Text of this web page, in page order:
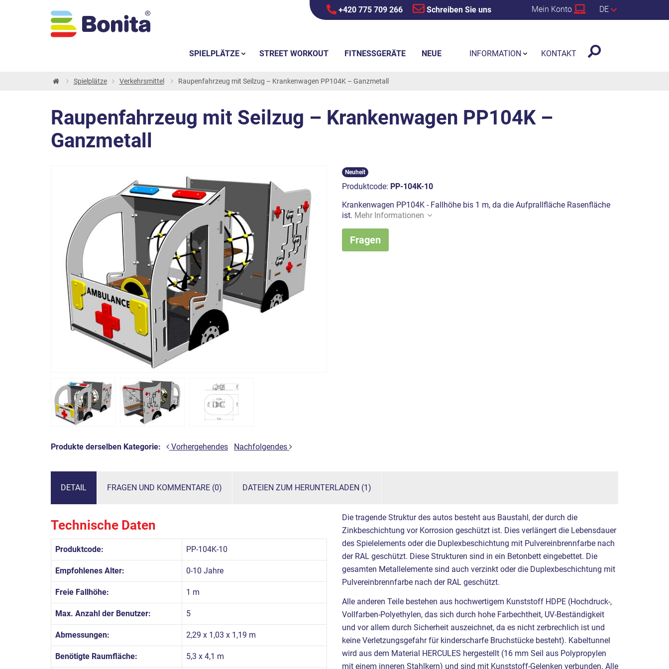
+420 775 709 266 Schreiben Sie uns Mein Konto DE
Spielplätze Verkehrsmittel Raupenfahrzeug mit Seilzug – Krankenwagen PP104K – Ganzmetall
Raupenfahrzeug mit Seilzug – Krankenwagen PP104K –
Ganzmetall
Produkte derselben Kategorie: Vorhergehendes Nachfolgendes
Neuheit
Produktcode: PP-104K-10
Krankenwagen PP104K - Fallhöhe bis 1 m, da die Aufprallfläche Rasenfläche
ist. Mehr Informationen
Fragen
DETAIL FRAGEN UND KOMMENTARE (0) DATEIEN ZUM HERUNTERLADEN (1)
Technische Daten
Produktcode: PP-104K-10
Empfohlenes Alter: 0-10 Jahre
Freie Fallhöhe: 1 m
Max. Anzahl der Benutzer: 5
Abmessungen: 2,29 x 1,03 x 1,19 m
Benötigte Raumfläche: 5,3 x 4,1 m
Die tragende Struktur des autos besteht aus Baustahl, der durch die
Zinkbeschichtung vor Korrosion geschützt ist. Dies verlängert die Lebensdauer
des Spielelements oder die Duplexbeschichtung mit Pulvereinbrennfarbe nach
der RAL geschützt. Diese Strukturen sind in ein Betonbett eingebettet. Die
gesamten Metallelemente sind auch verzinkt oder die Duplexbeschichtung mit
Pulvereinbrennfarbe nach der RAL geschützt.
Alle anderen Teile bestehen aus hochwertigem Kunststoff HDPE (Hochdruck-,
Vollfarben-Polyethylen, das sich durch hohe Farbechtheit, UV-Beständigkeit
und vor allem durch Sicherheit auszeichnet, da es nicht zerbrechlich ist und
keine Verletzungsgefahr für kinderscharfe Bruchstücke besteht). Kabeltunnel
wird aus dem Material HERCULES hergestellt (16 mm Seil aus Polypropylen
mit einem inneren Stahlkern) und sind mit Kunststoff-Gelenken verbunden. Alle
SPIELPLÄTZE STREET WORKOUT FITNESSGERÄTE NEUE INFORMATION KONTAKT